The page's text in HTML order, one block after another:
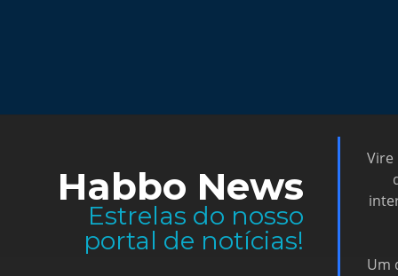
Habbo News
Estrelas do nosso
portal de notícias!
Vire
Um